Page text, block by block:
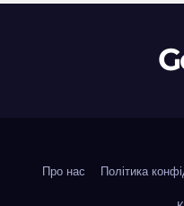
Про нас Політика